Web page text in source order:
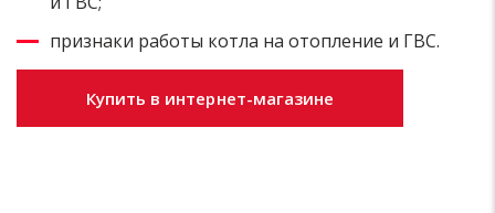
признаки работы котла на отопление и ГВС.
Купить в интернет-магазине